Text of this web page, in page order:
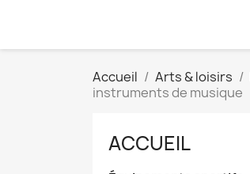
Accueil Arts & loisirs
instruments de musique
ACCUEIL